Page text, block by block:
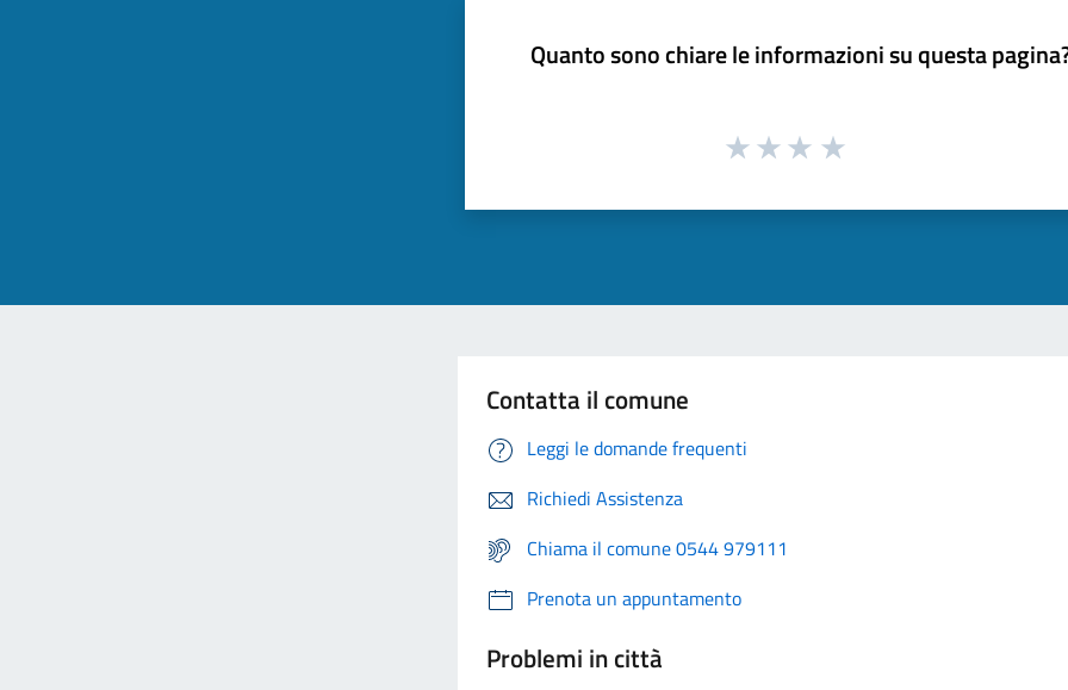
Quanto sono chiare le informazioni su questa
Contatta il comune
Leggi le domande frequenti
Richiedi Assistenza
Chiama il comune 0544 979111
Prenota un appuntamento
Problemi in città